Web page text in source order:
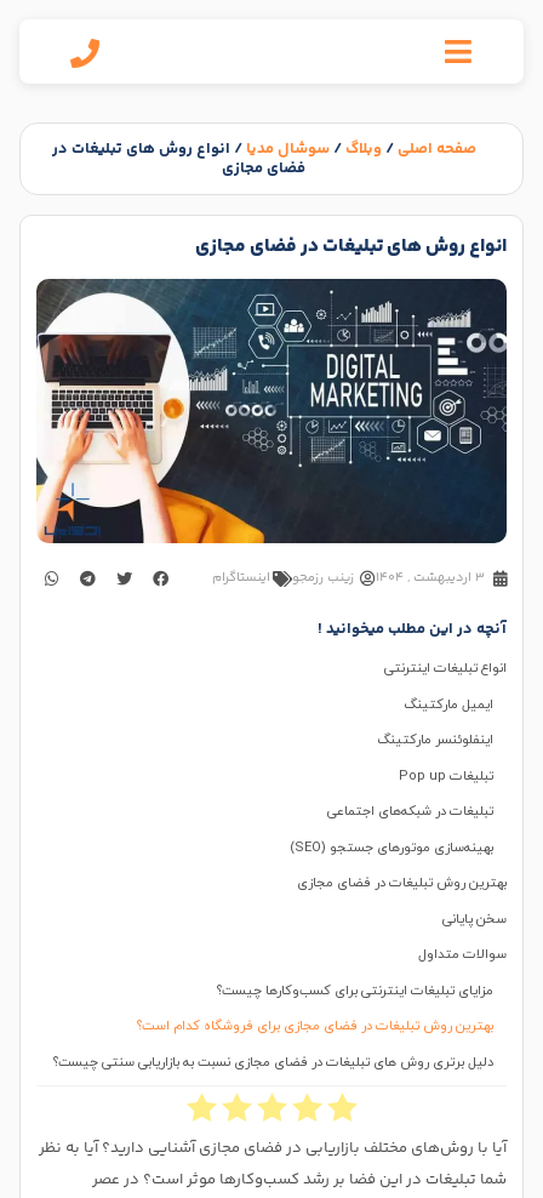
صفحه اصلی/ وبلاگ/سوشال مدیا / انواع روش های تبلیغات در
فضای مجازی
انواع روش های تبلیغات در فضای مجازی
3 اردیبهشت , 1404 زینب رزمجو اینستاگرام
آنچه در این مطلب میخوانید !
انواع تبلیغات اینترنتی
ایمیل مارکتینگ
اینفلوئنسر مارکتینگ
تبلیغات Pop up
تبلیغات در شبکه‌های اجتماعی
بهینه‌سازی موتورهای جستجو (SEO)
بهترین روش تبلیغات در فضای مجازی
سخن پایانی
سوالات متداول
مزایای تبلیغات اینترنتی برای کسب‌وکارها چیست؟
بهترین روش تبلیغات در فضای مجازی برای فروشگاه کدام است؟
دلیل برتری روش های تبلیغات در فضای مجازی نسبت به بازاریابی سنتی چیست؟
آیا با روش‌های مختلف بازاریابی در فضای مجازی آشنایی دارید؟ آیا به نظر
شما تبلیغات در این فضا بر رشد کسب‌وکارها موثر است؟ در عصر